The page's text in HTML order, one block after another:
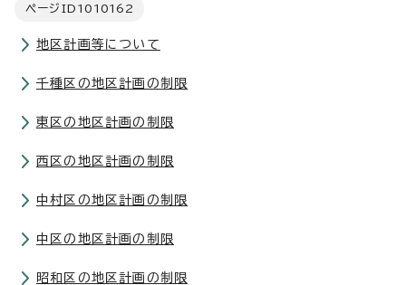
ページID 1010162
地区計画等について
千種区の地区計画の制限
東区の地区計画の制限
西区の地区計画の制限
中村区の地区計画の制限
中区の地区計画の制限
昭和区の地区計画の制限